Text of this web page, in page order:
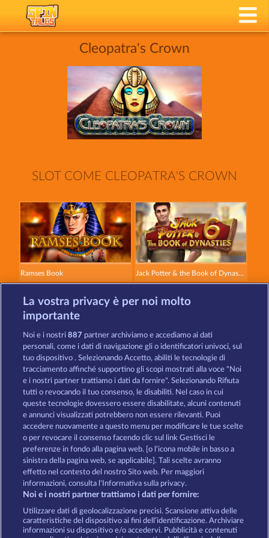
Cleopatra's Crown
SLOT COME CLEOPATRA'S CROWN
Ramses Book Jack Potter & the Book of Dynasties 6
Jack Potter and the Book of Teos Lucky Pharaoh Wild
Termini e condizioni
Informativa sulla privacy Note legali
Società FAQ Programma di affiliazione
Facebook
Invia richiesta di recesso
La vostra privacy è per noi molto
importante
Noi e i nostri887 partner archiviamo e accediamo ai dati
personali, come i dati di navigazione gli o identificatori univoci, sul
tuo dispositivo . Selezionando Accetto, abiliti le tecnologie di
tracciamento affinché supportino gli scopi mostrati alla voce "Noi
e i nostri partner trattiamo i dati da fornire". Selezionando Rifiuta
tutti o revocando il tuo consenso, le disabiliti. Nel caso in cui
queste tecnologie dovessero essere disabilitate, alcuni contenuti
e annunci visualizzati potrebbero non essere rilevanti. Puoi
accedere nuovamente a questo menu per modificare le tue scelte
o per revocare il consenso facendo clic sul link Gestisci le
preferenze in fondo alla pagina web. [o l'icona mobile in basso a
sinistra della pagina web, se applicabile]. Tali scelte avranno
effetto nel contesto del nostro Sito web. Per maggiori
informazioni, consulta l'Informativa sulla privacy.
Noi e i nostri partner trattiamo i dati per fornire:
Utilizzare dati di geolocalizzazione precisi. Scansione attiva delle
caratteristiche del dispositivo ai fini dell’identificazione. Archiviare
informazioni su dispositivo e/o accedervi. Pubblicità e contenuti